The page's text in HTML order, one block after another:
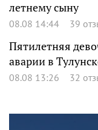
летнему сыну
08.08 14:44 39
Пятилетняя
аварии в
08.08 13:26 32